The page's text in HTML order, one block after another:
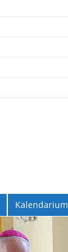
Kalendarium